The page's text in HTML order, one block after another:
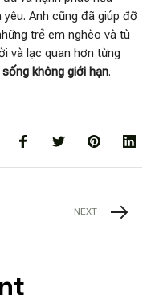
Anh cũng đã giúp đỡ
trẻ em nghèo và tù
và lạc quan hơn từng
không giới hạn.
NEXT